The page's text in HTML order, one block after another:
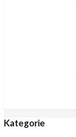
Kategorie